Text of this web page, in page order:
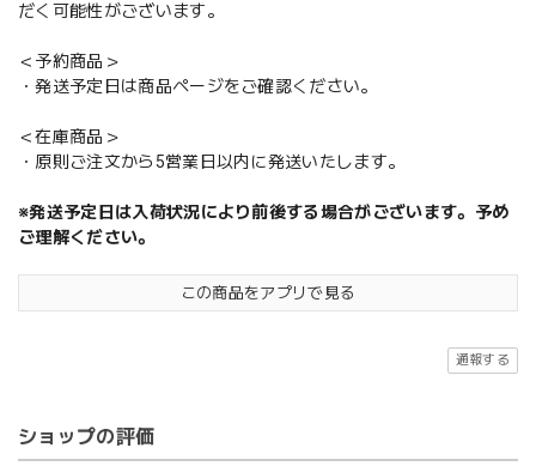
だく可能性がございます。
＜予約商品＞
・発送予定日は商品ページをご確認ください。
＜在庫商品＞
・原則ご注文から5営業日以内に発送いたします。
※発送予定日は入荷状況により前後する場合がございます。予め
ご理解ください。
この商品をアプリで見る
通報する
ショップの評価